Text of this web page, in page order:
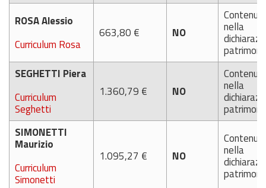
ROSA Alessio
Curriculum Rosa
663,80 € NO nella
SEGHETTI Piera
Curriculum
Seghetti
1.360,79 € NO nella
SIMONETTI
Maurizio
Curriculum
Simonetti
1.095,27 € NO nella